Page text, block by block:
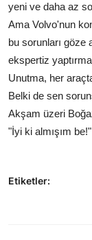
yeni ve daha az
Ama Volvo'nun
bu sorunları göze
ekspertiz
Unutma, her
Belki de sen
Akşam üzeri
"İyi ki almışım
Etiketler: